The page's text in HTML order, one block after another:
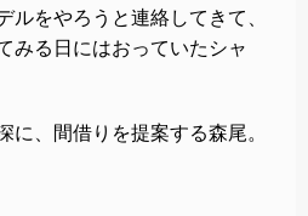
ルをやろうと連絡してきて、
みる日にはおっていたシャ
に、間借りを提案する森尾。